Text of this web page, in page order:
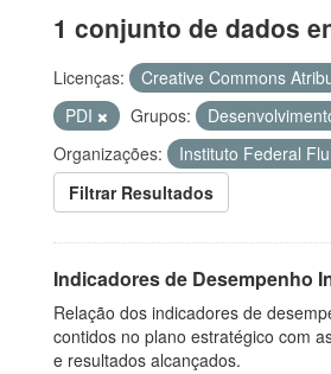
1 conjunto de dados
Licenças: Creative Commons
PDI
Grupos:
Organizações:
Instituto Federal
Filtrar Resultados
Indicadores de Desempenho
Relação dos indicadores de
contidos no plano estratégico com
e resultados alcançados.